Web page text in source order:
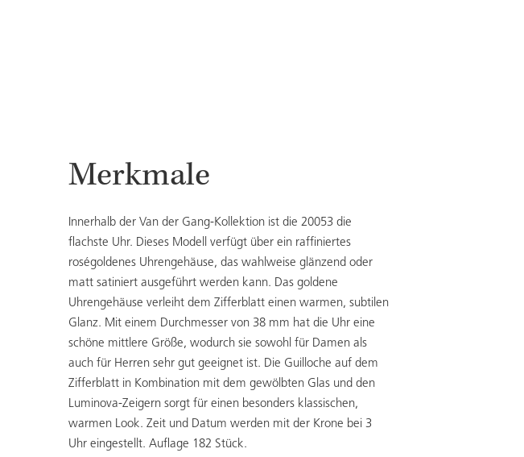
Merkmale
Innerhalb der Van der Gang-Kollektion ist die 20053 die
flachste Uhr. Dieses Modell verfügt über ein raffiniertes
roségoldenes Uhrengehäuse, das wahlweise glänzend oder
matt satiniert ausgeführt werden kann. Das goldene
Uhrengehäuse verleiht dem Zifferblatt einen warmen, subtilen
Glanz. Mit einem Durchmesser von 38 mm hat die Uhr eine
schöne mittlere Größe, wodurch sie sowohl für Damen als
auch für Herren sehr gut geeignet ist. Die Guilloche auf dem
Zifferblatt in Kombination mit dem gewölbten Glas und den
Luminova-Zeigern sorgt für einen besonders klassischen,
warmen Look. Zeit und Datum werden mit der Krone bei 3
Uhr eingestellt. Auflage 182 Stück.